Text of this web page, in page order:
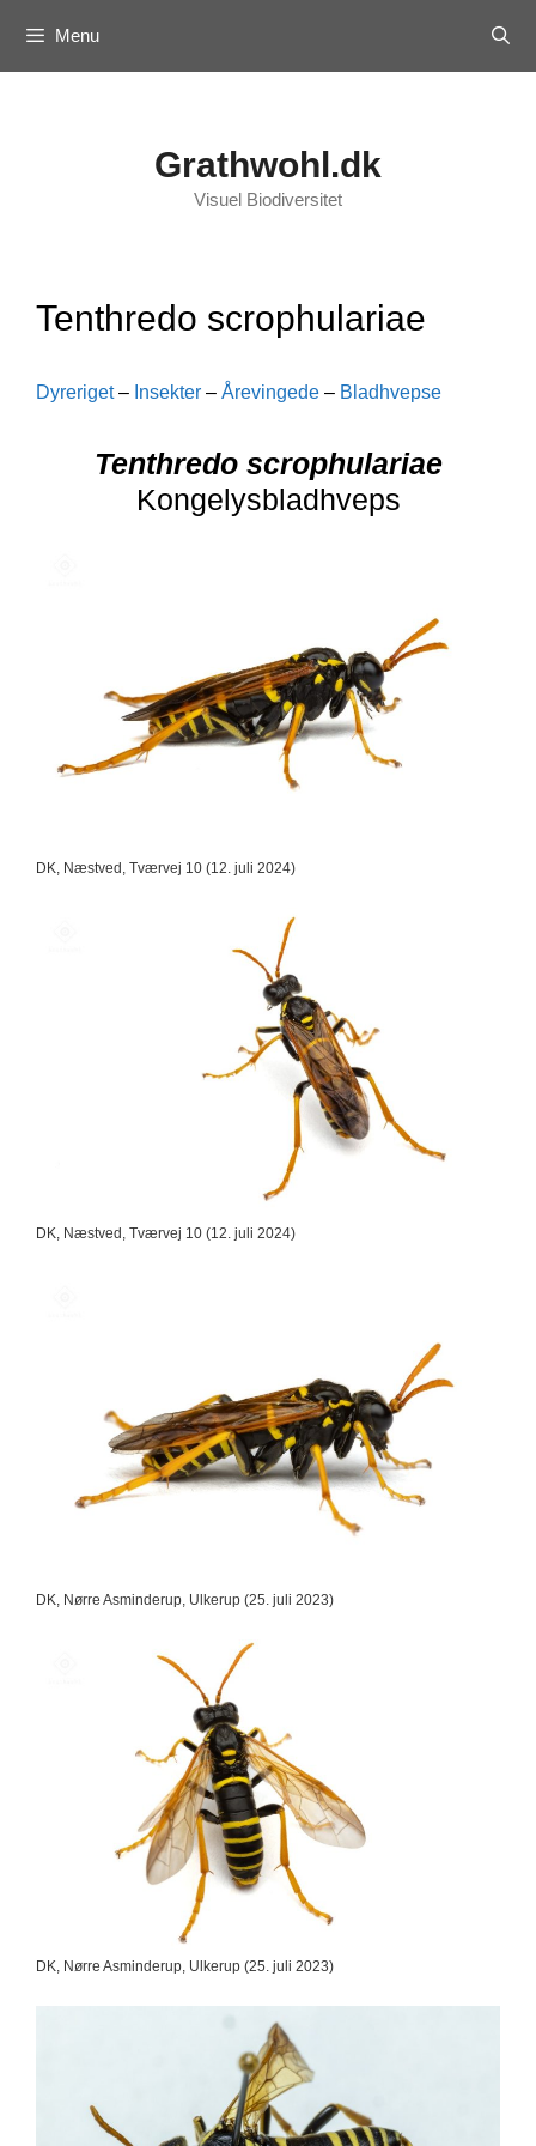
content
Menu
Grathwohl.dk
Visuel Biodiversitet
Tenthredo scrophulariae
Dyreriget– Insekter – Årevingede – Bladhvepse
Tenthredo scrophulariae
Kongelysbladhveps
DK, Næstved, Tværvej 10 (12. juli 2024)
DK, Næstved, Tværvej 10 (12. juli 2024)
DK, Nørre Asminderup, Ulkerup (25. juli 2023)
DK, Nørre Asminderup, Ulkerup (25. juli 2023)